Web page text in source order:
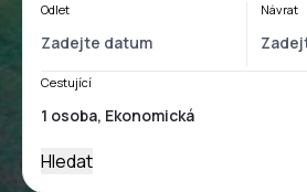
Odlet Návrat
Cestující
Hledat